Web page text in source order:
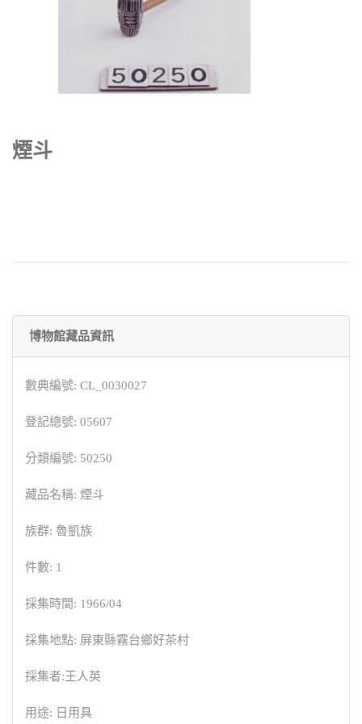
煙斗
博物館藏品資訊
數典編號: CL_0030027
登記總號: 05607
分類編號: 50250
藏品名稱: 煙斗
族群: 魯凱族
件數: 1
採集時間: 1966/04
採集地點: 屏東縣霧台鄉好茶村
採集者:王人英
用途: 日用具